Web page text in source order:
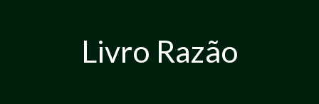
Livro Razão